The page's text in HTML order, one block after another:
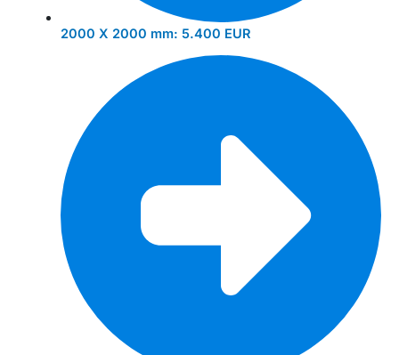
2000 X 2000 mm: 5.400 EUR